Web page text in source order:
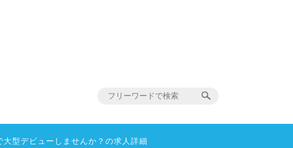
型デビューしませんか？の求人詳細